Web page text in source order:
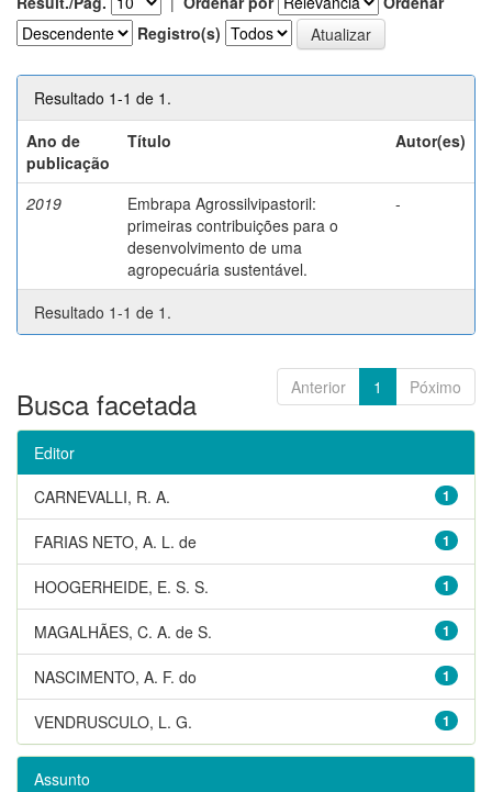
Registro(s)
Resultado 1-1 de 1.
Ano de
publicação
Título Autor(es)
2019
Embrapa Agrossilvipastoril:
primeiras contribuições para o
desenvolvimento de uma
agropecuária sustentável.
-
Resultado 1-1 de 1.
Anterior 1 Póximo
Busca facetada
Editor
1
CARNEVALLI, R. A.
1
FARIAS NETO, A. L. de
1
HOOGERHEIDE, E. S. S.
1
MAGALHÃES, C. A. de S.
1
NASCIMENTO, A. F. do
1
VENDRUSCULO, L. G.
Assunto